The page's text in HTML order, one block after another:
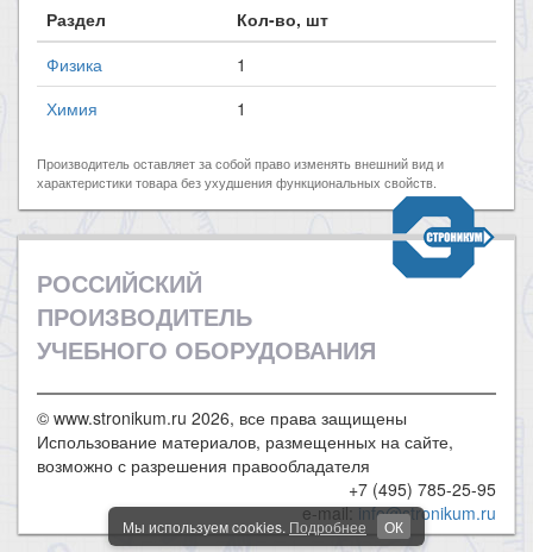
Раздел
Кол-во, шт
Физика
1
Химия
1
Производитель оставляет за собой право изменять внешний вид и
характеристики товара без ухудшения функциональных свойств.
РОССИЙСКИЙ
ПРОИЗВОДИТЕЛЬ
УЧЕБНОГО ОБОРУДОВАНИЯ
© www.stronikum.ru 2026, все права защищены
Использование материалов, размещенных на сайте,
возможно с разрешения правообладателя
+7 (495) 785-25-95
e-mail:info@stronikum.ru
Мы используем cookies. Подробнее ОК